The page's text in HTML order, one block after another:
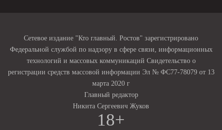
Сетевое издание "Кто главный. Ростов" зарегистрировано
Федеральной службой по надзору в сфере связи, информационных
технологий и массовых коммуникаций Свидетельство о
регистрации средств массовой информации Эл № ФС77-78079 от 13
марта 2020 г
Главный редактор
Никита Сергеевич Жуков
18+